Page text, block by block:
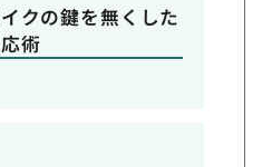
クの鍵を無くした
術